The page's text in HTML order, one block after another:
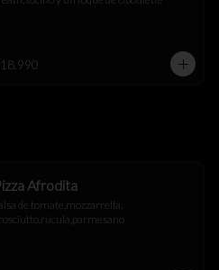
Afrodita
de tomate,mozzarrella,